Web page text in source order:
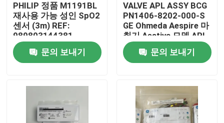
비디오
PHILIP 정품 M1191BL
재사용 가능 성인 SpO2
센서 (3m) REF:
989803144381
문의 보내기
VALVE APL ASSY BCG
PN1406-8202-000-S
GE Ohmeda Aespire 마
취기 Aestiva 모델 APL
밸브, 베이스 미포함 버
전
문의 보내기